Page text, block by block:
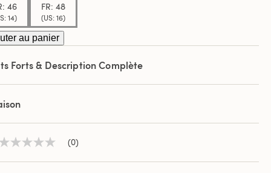
46
14)
FR: 48
(US: 16)
au panier
Forts & Description Complète
Aucune (0)